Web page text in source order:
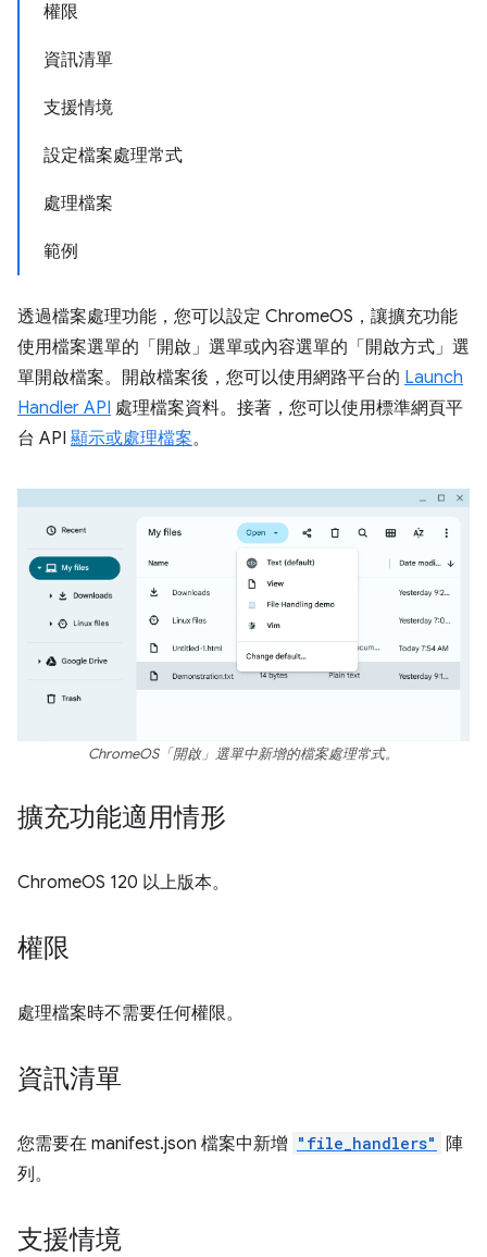
權限
資訊清單
支援情境
設定檔案處理常式
處理檔案
範例
透過檔案處理功能，您可以設定 ChromeOS，讓擴充功能
使用檔案選單的「開啟」選單或內容選單的「開啟方式」選
單開啟檔案。開啟檔案後，您可以使用網路平台的 Launch
Handler API 處理檔案資料。接著，您可以使用標準網頁平
台 API 顯示或處理檔案。
ChromeOS「開啟」選單中新增的檔案處理常式。
擴充功能適用情形
ChromeOS 120 以上版本。
權限
處理檔案時不需要任何權限。
資訊清單
您需要在 manifest.json 檔案中新增 "file_handlers"
陣
列。
支援情境